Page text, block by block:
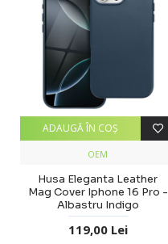
OEM
Husa Eleganta Leather
Mag Cover Iphone 16 Pro -
Albastru Indigo
119,00 Lei
ADAUGĂ ÎN COŞ